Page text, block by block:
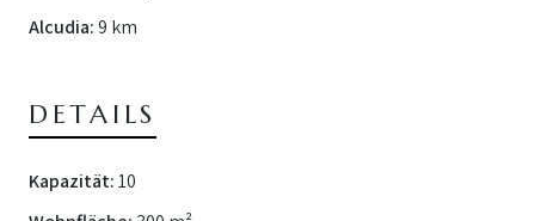
Alcudia:9 km
DETAILS
Kapazität:10